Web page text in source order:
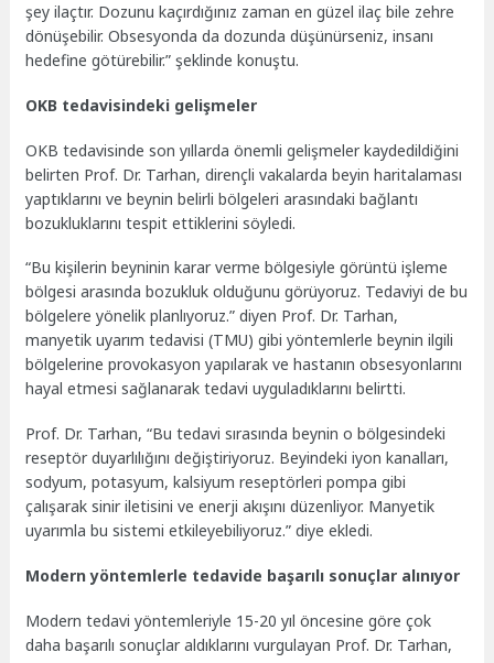
şey ilaçtır. Dozunu kaçırdığınız zaman en güzel ilaç bile zehre
dönüşebilir. Obsesyonda da dozunda düşünürseniz, insanı
hedefine götürebilir.” şeklinde konuştu.
OKB tedavisindeki gelişmeler
OKB tedavisinde son yıllarda önemli gelişmeler kaydedildiğini
belirten Prof. Dr. Tarhan, dirençli vakalarda beyin haritalaması
yaptıklarını ve beynin belirli bölgeleri arasındaki bağlantı
bozukluklarını tespit ettiklerini söyledi.
“Bu kişilerin beyninin karar verme bölgesiyle görüntü işleme
bölgesi arasında bozukluk olduğunu görüyoruz. Tedaviyi de bu
bölgelere yönelik planlıyoruz.” diyen Prof. Dr. Tarhan,
manyetik uyarım tedavisi (TMU) gibi yöntemlerle beynin ilgili
bölgelerine provokasyon yapılarak ve hastanın obsesyonlarını
hayal etmesi sağlanarak tedavi uyguladıklarını belirtti.
Prof. Dr. Tarhan, “Bu tedavi sırasında beynin o bölgesindeki
reseptör duyarlılığını değiştiriyoruz. Beyindeki iyon kanalları,
sodyum, potasyum, kalsiyum reseptörleri pompa gibi
çalışarak sinir iletisini ve enerji akışını düzenliyor. Manyetik
uyarımla bu sistemi etkileyebiliyoruz.” diye ekledi.
Modern yöntemlerle tedavide başarılı sonuçlar alınıyor
Modern tedavi yöntemleriyle 15-20 yıl öncesine göre çok
daha başarılı sonuçlar aldıklarını vurgulayan Prof. Dr. Tarhan,